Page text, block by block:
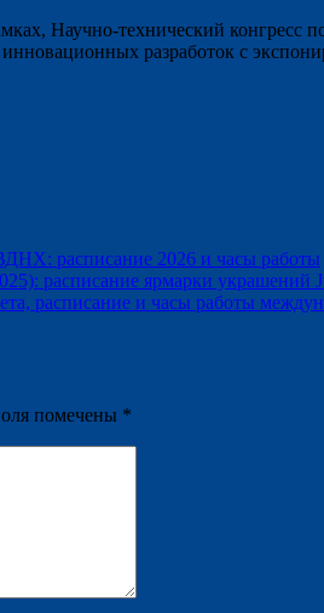
Научно-технический конгресс
инновационных разработок с
расписание 2026 и часы работы
расписание ярмарки украшений
расписание и часы работы
помечены *